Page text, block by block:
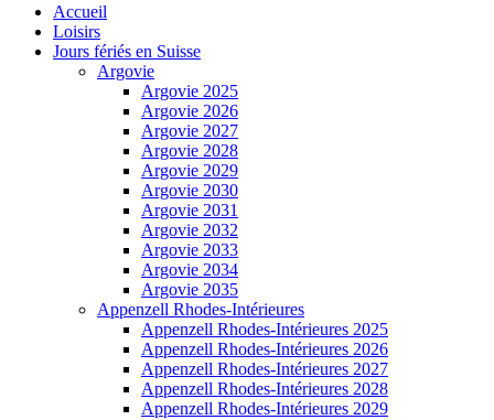
Accueil
Loisirs
Jours fériés en Suisse
Argovie
Argovie 2025
Argovie 2026
Argovie 2027
Argovie 2028
Argovie 2029
Argovie 2030
Argovie 2031
Argovie 2032
Argovie 2033
Argovie 2034
Argovie 2035
Appenzell Rhodes-Intérieures
Appenzell Rhodes-Intérieures 2025
Appenzell Rhodes-Intérieures 2026
Appenzell Rhodes-Intérieures 2027
Appenzell Rhodes-Intérieures 2028
Appenzell Rhodes-Intérieures 2029